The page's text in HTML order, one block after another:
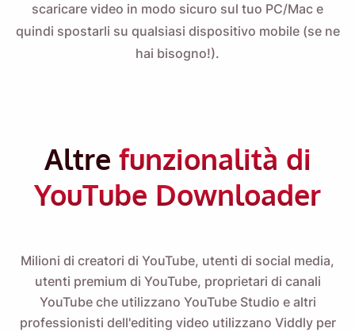
scaricare video in modo sicuro sul tuo PC/Mac e
quindi spostarli su qualsiasi dispositivo mobile (se ne
hai bisogno!).
Altre funzionalità di
YouTube Downloader
Milioni di creatori di YouTube, utenti di social media,
utenti premium di YouTube, proprietari di canali
YouTube che utilizzano YouTube Studio e altri
professionisti dell'editing video utilizzano Viddly per